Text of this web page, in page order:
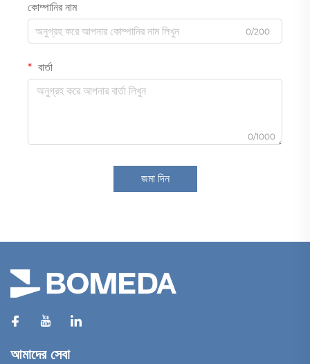
কোম্পানির নাম
0/200
বার্তা
0/1000
জমা দিন
আমাদের সেবা